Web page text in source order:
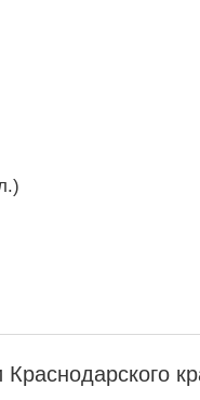
Краснодарского